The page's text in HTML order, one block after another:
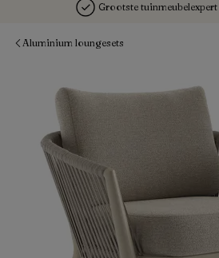
Grootste tuinmeubelexpert
Aluminium loungesets